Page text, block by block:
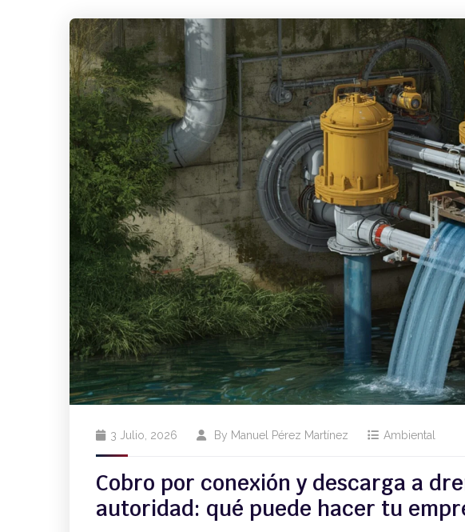
3 Julio, 2026 By Manuel Pérez Martínez Ambiental
Cobro por conexión y descarga a
autoridad: qué puede hacer tu